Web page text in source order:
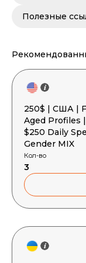
Полезные
250$ | США |
Aged Profiles
$250 Daily
Gender MIX
Кол-во
3